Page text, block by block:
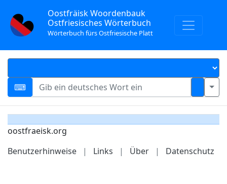
Oostfräisk Woordenbauk
Ostfriesisches Wörterbuch
Wörterbuch fürs Ostfriesische Platt
oostfraeisk.org
Benutzerhinweise
| Links | Über | Datenschutz